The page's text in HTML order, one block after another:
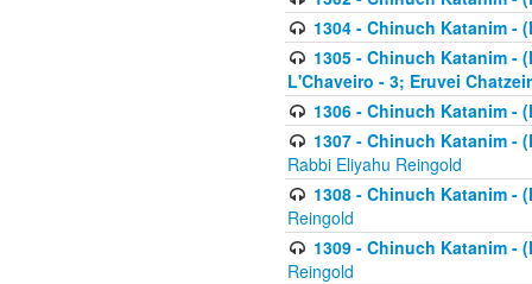
1304 - Chinuch Katanim -
1305 - Chinuch Katanim -
L'Chaveiro - 3; Eruvei
1306 - Chinuch Katanim -
1307 - Chinuch Katanim -
Rabbi Eliyahu Reingold
1308 - Chinuch Katanim -
Reingold
1309 - Chinuch Katanim -
Reingold